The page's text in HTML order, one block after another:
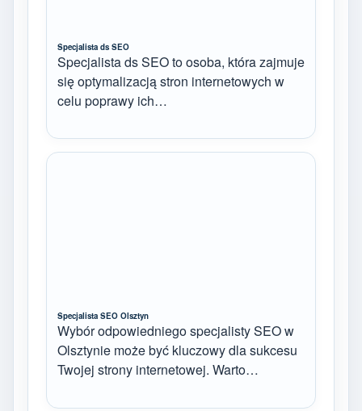
Specjalista ds SEO
Specjalista ds SEO to osoba, która zajmuje
się optymalizacją stron internetowych w
celu poprawy ich…
Specjalista SEO Olsztyn
Wybór odpowiedniego specjalisty SEO w
Olsztynie może być kluczowy dla sukcesu
Twojej strony internetowej. Warto…